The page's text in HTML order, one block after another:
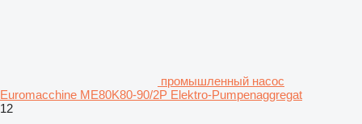
промышленный насос
Euromacchine ME80K80-90/2P Elektro-Pumpenaggregat
12